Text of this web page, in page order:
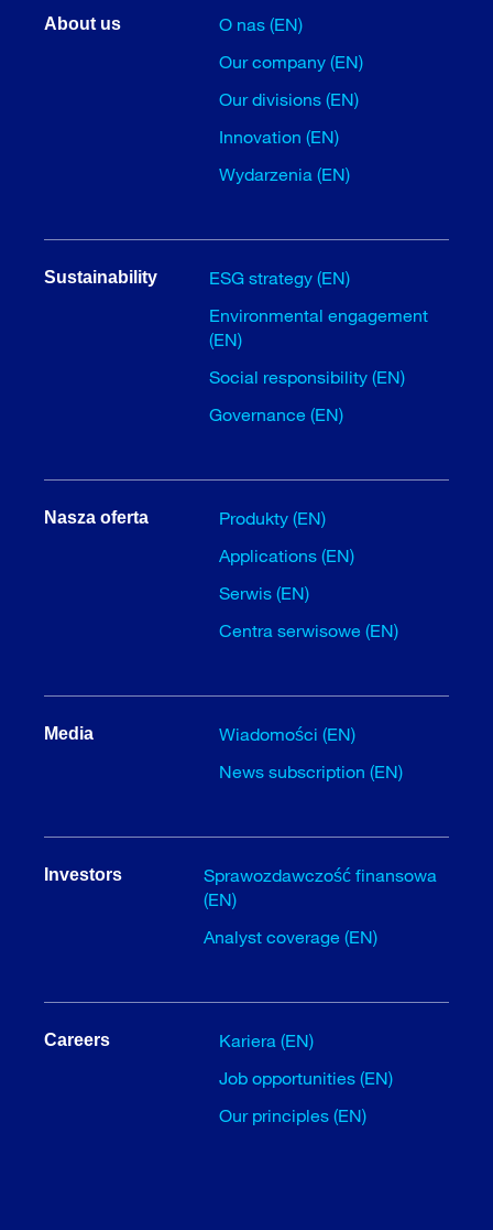
About us
O nas (EN)
Our company (EN)
Our divisions (EN)
Innovation (EN)
Wydarzenia (EN)
Sustainability
ESG strategy (EN)
Environmental engagement
(EN)
Social responsibility (EN)
Governance (EN)
Nasza oferta
Produkty (EN)
Applications (EN)
Serwis (EN)
Centra serwisowe (EN)
Media
Wiadomości (EN)
News subscription (EN)
Investors
Sprawozdawczość finansowa
(EN)
Analyst coverage (EN)
Careers
Kariera (EN)
Job opportunities (EN)
Our principles (EN)